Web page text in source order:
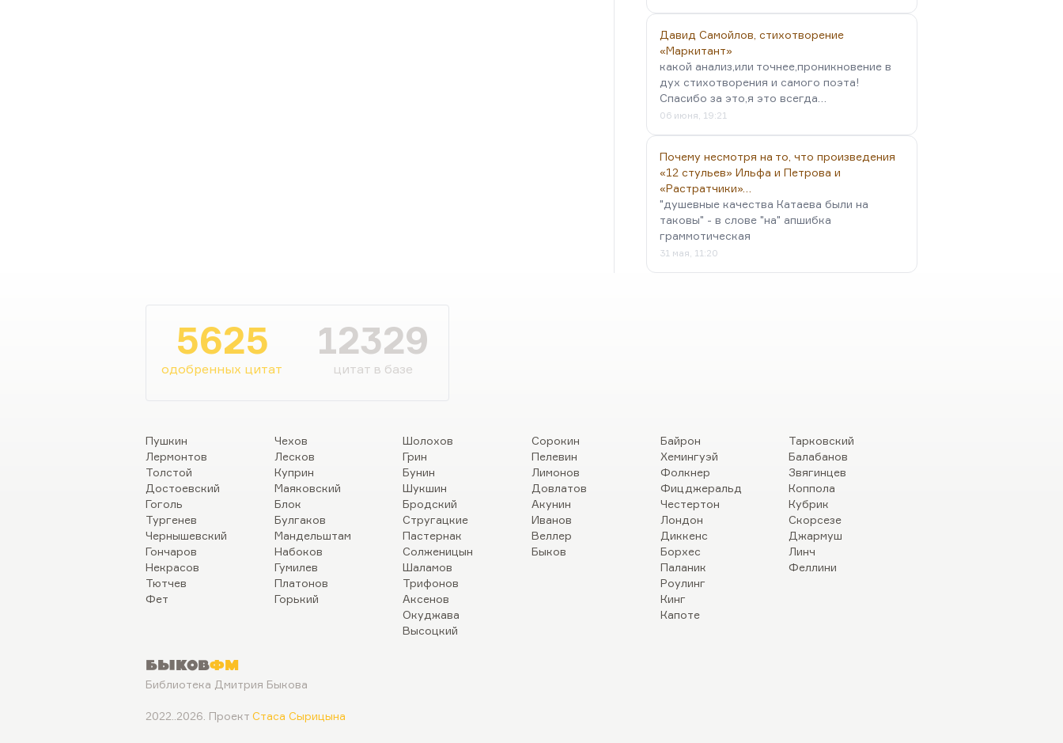
Давид Самойлов, стихотворение
«Маркитант»
какой анализ,или точнее,проникновение в
дух стихотворения и самого поэта!
Спасибо за это,я это всегда…
06 июня, 19:21
Почему несмотря на то, что произведения
«12 стульев» Ильфа и Петрова и
«Растратчики»…
"душевные качества Катаева были на
таковы" - в слове "на" апшибка
граммотическая
31 мая, 11:20
5625
одобренных цитат
12329
цитат в базе
Пушкин
Лермонтов
Толстой
Достоевский
Гоголь
Тургенев
Чернышевский
Гончаров
Некрасов
Тютчев
Фет
Чехов
Лесков
Куприн
Маяковский
Блок
Булгаков
Мандельштам
Набоков
Гумилев
Платонов
Горький
Шолохов
Грин
Бунин
Шукшин
Бродский
Стругацкие
Пастернак
Солженицын
Шаламов
Трифонов
Аксенов
Окуджава
Высоцкий
Сорокин
Пелевин
Лимонов
Довлатов
Акунин
Иванов
Веллер
Быков
Байрон
Хемингуэй
Фолкнер
Фицджеральд
Честертон
Лондон
Диккенс
Борхес
Паланик
Роулинг
Кинг
Капоте
Тарковский
Балабанов
Звягинцев
Коппола
Кубрик
Скорсезе
Джармуш
Линч
Феллини
БыковФМ
Библиотека Дмитрия Быкова
2022..2026. Проект Стаса Сырицына